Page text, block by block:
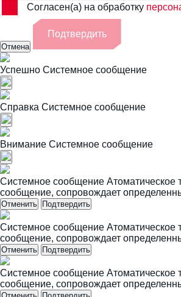
Согласен(а) на обработку
Отмена
Подтвердить
Успешно Системное сообщение
Справка Системное сообщение
Внимание Системное сообщение
Системное сообщение Атоматическое
сообщение, сопровождает
Отменить Подтвердить
Системное сообщение Атоматическое
сообщение, сопровождает
Отменить Подтвердить
Системное сообщение Атоматическое
сообщение, сопровождает